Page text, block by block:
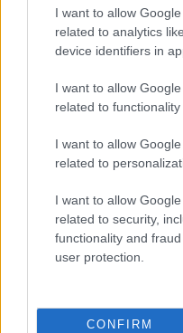
I want to allow
related to analytics
device identifiers in
I want to allow
related to
I want to allow
related to
I want to allow
related to security,
functionality and
user protection.
CONFIRM
Οι συνταξιούχοι του
πρόγραμμα καλό είναι:
Να ελέγξουν τα
Να επιβεβαιώσουν
Να συγκεντρώσουν
δικαιολογητικά.
της ηλεκτρονικής